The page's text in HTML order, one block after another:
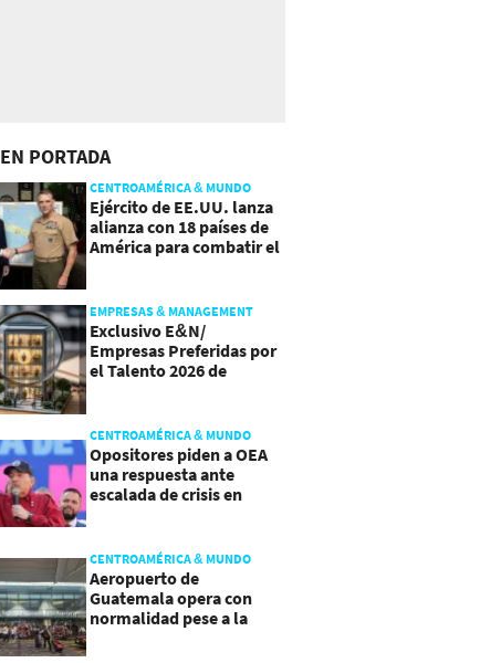
EN PORTADA
CENTROAMÉRICA & MUNDO
Ejército de EE.UU. lanza
alianza con 18 países de
América para combatir el
EMPRESAS & MANAGEMENT
Exclusivo E&N/
Empresas Preferidas por
el Talento 2026 de
CENTROAMÉRICA & MUNDO
Opositores piden a OEA
una respuesta ante
escalada de crisis en
CENTROAMÉRICA & MUNDO
Aeropuerto de
Guatemala opera con
normalidad pese a la